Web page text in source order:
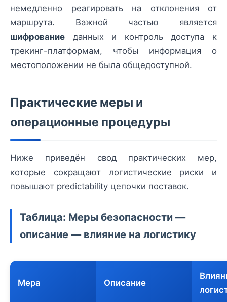
немедленно реагировать на отклонения от
маршрута. Важной частью является
шифрование данных и контроль доступа к
трекинг-платформам, чтобы информация о
местоположении не была общедоступной.
Практические меры и
операционные процедуры
Ниже приведён свод практических мер,
которые сокращают логистические риски и
повышают predictability цепочки поставок.
Таблица: Меры безопасности —
описание — влияние на логистику
Мера Описание